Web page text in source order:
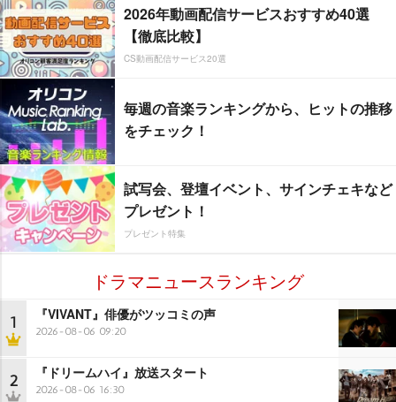
2026年動画配信サービスおすすめ40選
【徹底比較】
CS動画配信サービス20選
毎週の音楽ランキングから、ヒットの推移
をチェック！
試写会、登壇イベント、サインチェキなど
プレゼント！
プレゼント特集
ドラマニュースランキング
1 『VIVANT』俳優がツッコミの声
2026-08-06 09:20
2 『ドリームハイ』放送スタート
2026-08-06 16:30